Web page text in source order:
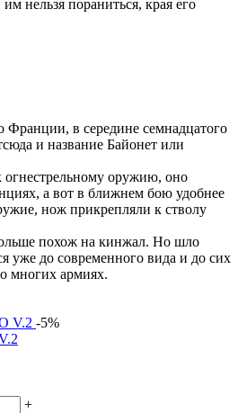
нельзя пораниться, края его
в середине семнадцатого
и название Байонет или
оружию, оно
а вот в ближнем бою удобнее
нож прикрепляли к стволу
похож на кинжал. Но шло
уже до современного вида и до сих
многих армиях.
-5%
+